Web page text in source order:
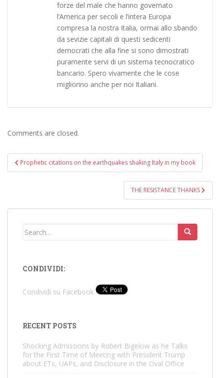
forze del male che hanno governato
l’America per secoli e l’intera Europa
compresa la nostra Italia, ormai allo sbando
da sevizie capitali di questi sedicenti
democrati che alla fine si sono dimostrati
puramente servi di un sistema tecnocratico
bancario. Spero vivamente che le cose
migliorino anche per noi Italiani.
Comments are closed.
Post
navigation
Prophetic citations on the earthquakes shaking Italy in my book
THE RESISTANCE THANKS
Search
CONDIVIDI:
Condividi su Facebook
RECENT POSTS
Shocking Admissions by Robert Bigelow as he Talks
for the First Time of Meeting with President Trump
about ETs, UAPs, and Disclosure in the Oval Office